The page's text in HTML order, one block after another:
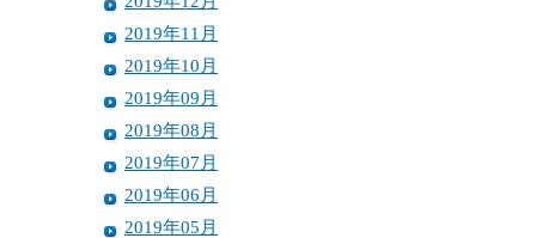
2019年11月
2019年10月
2019年09月
2019年08月
2019年07月
2019年06月
2019年05月